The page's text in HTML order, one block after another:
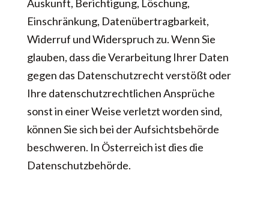
Auskunft, Berichtigung, Löschung,
Einschränkung, Datenübertragbarkeit,
Widerruf und Widerspruch zu. Wenn Sie
glauben, dass die Verarbeitung Ihrer Daten
gegen das Datenschutzrecht verstößt oder
Ihre datenschutzrechtlichen Ansprüche
sonst in einer Weise verletzt worden sind,
können Sie sich bei der Aufsichtsbehörde
beschweren. In Österreich ist dies die
Datenschutzbehörde.